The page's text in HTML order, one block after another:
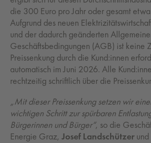
die 300 Euro pro Jahr oder gesamt
Aufgrund des neuen
und der dadurch geänderten
Geschäftsbedingungen (AGB) ist keine
Preissenkung durch die Kund:innen
automatisch im Juni 2026. Alle
rechtzeitig schriftlich über die
„Mit dieser Preissenkung setzen wir
wichtigen Schritt zur spürbaren
Bürgerinnen und Bürger“, so die
Energie Graz, Josef Landschützer und